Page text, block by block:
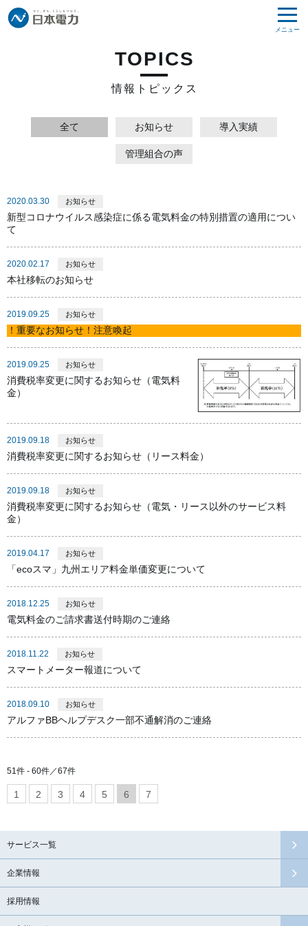
メニュー
TOPICS
情報トピックス
全て お知らせ 導入実績
管理組合の声
2020.03.30 お知らせ
新型コロナウイルス感染症に係る電気料金の特別措置の適用につい
て
2020.02.17 お知らせ
本社移転のお知らせ
2019.09.25 お知らせ
！重要なお知らせ！注意喚起
2019.09.25 お知らせ
消費税率変更に関するお知らせ（電気料
金）
2019.09.18 お知らせ
消費税率変更に関するお知らせ（リース料金）
2019.09.18 お知らせ
消費税率変更に関するお知らせ（電気・リース以外のサービス料
金）
2019.04.17 お知らせ
「ecoスマ」九州エリア料金単価変更について
2018.12.25 お知らせ
電気料金のご請求書送付時期のご連絡
2018.11.22 お知らせ
スマートメーター報道について
2018.09.10 お知らせ
アルファBBヘルプデスク一部不通解消のご連絡
51件 - 60件／67件
1 2 3 4 5 6 7
サービス一覧
企業情報
採用情報